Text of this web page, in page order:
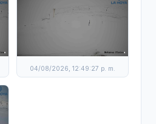
04/08/2026, 12:49:27 p. m.